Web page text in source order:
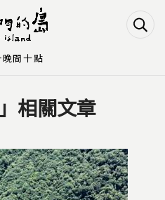
content
相關文章
間十點